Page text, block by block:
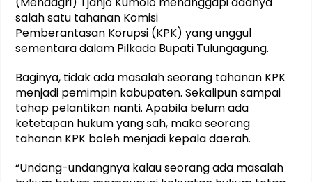
salah satu tahanan Komisi
Pemberantasan Korupsi (KPK) yang unggul
sementara dalam Pilkada Bupati Tulungagung.
Baginya, tidak ada masalah seorang tahanan KPK
menjadi pemimpin kabupaten. Sekalipun sampai
tahap pelantikan nanti. Apabila belum ada
ketetapan hukum yang sah, maka seorang
tahanan KPK boleh menjadi kepala daerah.
“Undang-undangnya kalau seorang ada masalah